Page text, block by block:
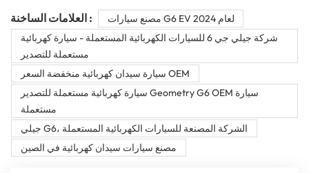
العلامات الساخنة :
مصنع سيارات G6 EV لعام 2024
شركة جيلي جي 6 للسيارات الكهربائية المستعملة - سيارة كهربائية
مستعملة للتصدير
سيارة سيدان كهربائية منخفضة السعر OEM
سيارة كهربائية مستعملة للتصدير Geometry G6 OEM سيارة
مستعملة
جيلي G6، الشركة المصنعة للسيارات الكهربائية المستعملة
مصنع سيارات سيدان كهربائية في الصين